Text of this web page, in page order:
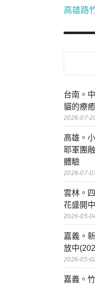
高雄路
台南。
貓的療
2026-07-
高雄。
耶軍團
體驗
2026-07-
雲林。
花盛開
2026-05-
嘉義。
放中
2026-05-
嘉義。